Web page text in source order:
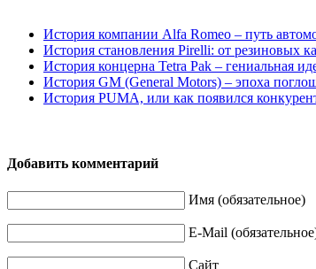
История компании Alfa Romeo – путь
История становления Pirelli: от резиновых
История концерна Tetra Pak – гениальная
История GM (General Motors) – эпоха
История PUMA, или как появился
Добавить комментарий
Имя (обязательное)
E-Mail
Сайт